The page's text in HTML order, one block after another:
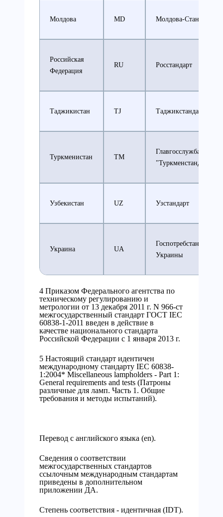
Молдова MD Молдова-Стандарт
Российская
Федерация
RU Росстандарт
Таджикистан TJ Таджикстандарт
Туркменистан TM
Главгосслужба
Узбекистан UZ Узстандарт
Украина UA
Госпотребстандарт
Украины
4 Приказом Федерального агентства по
техническому регулированию и
метрологии от 13 декабря 2011 г. N 966-ст
межгосударственный стандарт ГОСТ IEC
60838-1-2011 введен в действие в
качестве национального стандарта
Российской Федерации с 1 января 2013 г.
5 Настоящий стандарт идентичен
международному стандарту IEC 60838-
1:2004* Miscellaneous lampholders - Part 1:
General requirements and tests (Патроны
различные для ламп. Часть 1. Общие
требования и методы испытаний).
Перевод с английского языка (en).
Сведения о соответствии
межгосударственных стандартов
ссылочным международным стандартам
приведены в дополнительном
приложении ДА.
Степень соответствия - идентичная (IDT).